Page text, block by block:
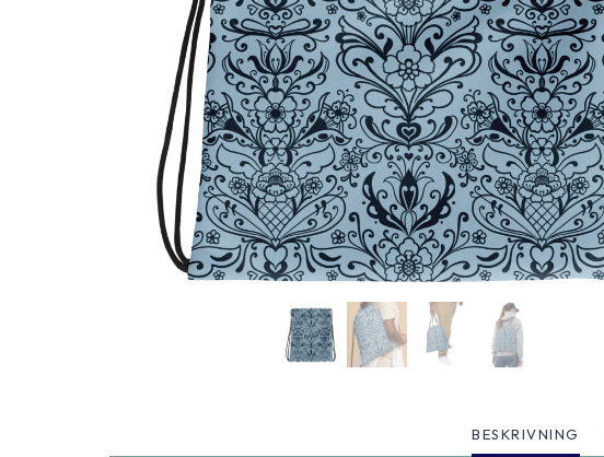
BESKRIVNING